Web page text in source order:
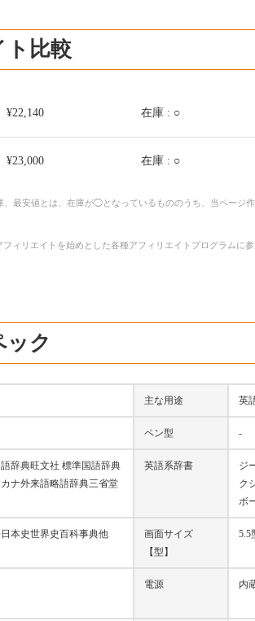
ト比較
¥22,140 在庫 : ○
¥23,000 在庫 : ○
最安値とは、在庫が◯となっているもののうち、当ページ
ィリエイトを始めとした各種アフィリエイトプログラムに
ック
主な用途 英
ペン型 -
辞典旺文社 標準国語辞典
ナ外来語略語辞典三省堂
英語系辞書
ジ
ク
ボ
本史世界史百科事典他
画面サイズ
【型】
5.5
電源 内